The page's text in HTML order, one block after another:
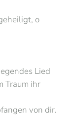
o
Lied
Traum ihr
von dir.